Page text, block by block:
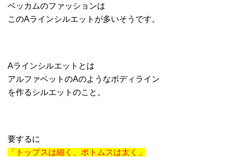
ベッカムのファッションは
このAラインシルエットが多いそうです。
Aラインシルエットとは
アルファベットのAのようなボディライン
を作るシルエットのこと。
要するに
「トップスは細く、ボトムスは太く」